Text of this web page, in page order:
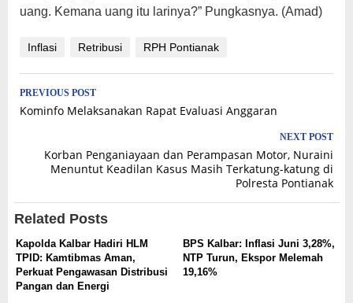
uang. Kemana uang itu larinya?” Pungkasnya. (Amad)
Inflasi Retribusi RPH Pontianak
Post
navigation
PREVIOUS POST
Kominfo Melaksanakan Rapat Evaluasi Anggaran
NEXT POST
Korban Penganiayaan dan Perampasan Motor, Nuraini
Menuntut Keadilan Kasus Masih Terkatung-katung di
Polresta Pontianak
Related Posts
Kapolda Kalbar Hadiri HLM
TPID: Kamtibmas Aman,
Perkuat Pengawasan Distribusi
Pangan dan Energi
BPS Kalbar: Inflasi Juni 3,28%,
NTP Turun, Ekspor Melemah
19,16%